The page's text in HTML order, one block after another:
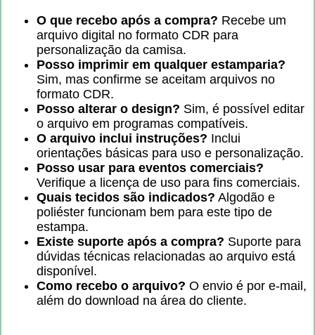
O que recebo após a compra? Recebe um
arquivo digital no formato CDR para
personalização da camisa.
Posso imprimir em qualquer estamparia?
Sim, mas confirme se aceitam arquivos no
formato CDR.
Posso alterar o design? Sim, é possível editar
o arquivo em programas compatíveis.
O arquivo inclui instruções? Inclui
orientações básicas para uso e personalização.
Posso usar para eventos comerciais?
Verifique a licença de uso para fins comerciais.
Quais tecidos são indicados? Algodão e
poliéster funcionam bem para este tipo de
estampa.
Existe suporte após a compra? Suporte para
dúvidas técnicas relacionadas ao arquivo está
disponível.
Como recebo o arquivo? O envio é por e-mail,
além do download na área do cliente.